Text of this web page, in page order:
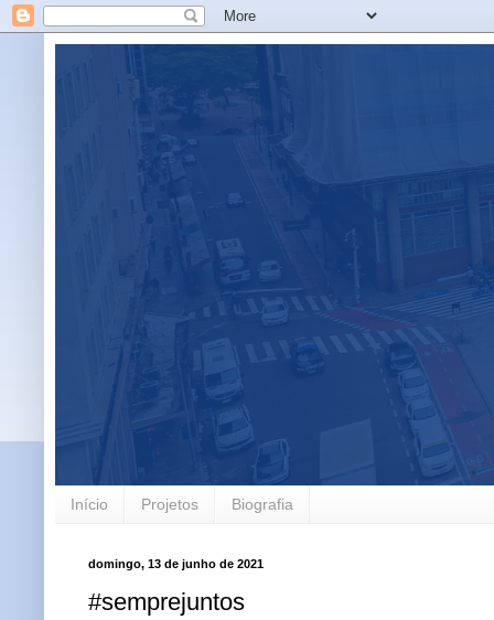
Início Projetos Biografia
domingo, 13 de junho de 2021
#semprejuntos